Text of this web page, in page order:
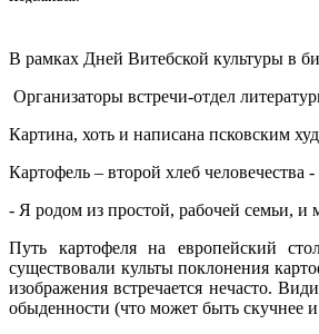
В рамках Дней Витебской культуры в
Организаторы встречи-отдел
Картина, хоть и написана псковским
Картофель – второй хлеб человечества -
- Я родом из простой, рабочей семьи, и
Путь картофеля на европейский
существовали культы поклонения
изображения встречается нечасто.
обыденности (что может быть скучнее